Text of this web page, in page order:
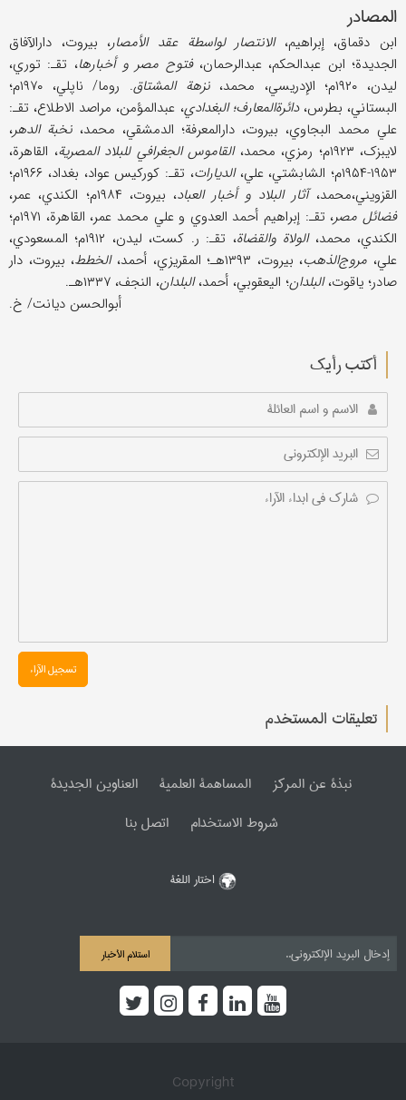
المصادر
ابن دقماق، إبراهیم، الانتصار لواسطة عقد الأمصار، بیروت، دارالآفاق
الجدیدة؛ ابن عبدالحکم، عبدالرحمان، فتوح مصر و أخبارها، تقـ: توري،
لیدن، ۱۹۲۰م؛ الإدریسي، محمد،
نزهة المشتاق
. روما/ ناپلي، ۱۹۷۰م؛
البستاني، بطرس،دائرة‌المعارف؛ البغدادي، عبدالمؤمن، مراصد الاطلاع، تقـ:
علي محمد البجاوي، بیروت، دارالمعرفة؛ الدمشقي، محمد، نخبة الدهر،
لایبزک، ۱۹۲۳م؛ رمزي، محمد،
القاموس الجغرافي للبلاد المصریة، القاهرة،
۱۹۵۳-۱۹۵۴م؛ الشابشتي، علي،
الدیارات
، تقـ: کورکیس عواد، بغداد، ۱۹۶۶م؛
القزویني،محمد،آثار البلاد و أخبار العباد، بیروت، ۱۹۸۴م؛ الکندي، عمر،
فضائل مصر
، تقـ: إبراهیم أحمد العدوي و علي محمد عمر، القاهرة، ۱۹۷۱م؛
الکندي، محمد،الولاة والقضاة
، تقـ: ر. کست، لیدن، ۱۹۱۲م؛ المسعودي،
علي، مروج‌الذهب، بیروت، ۱۳۹۳هـ؛ المقریزي، أحمد، الخطط، بیروت، دار
صادر؛ یاقوت،البلدان؛ الیعقوبي، أحمد،البلدان، النجف، ۱۳۳۷هـ.
أبوالحسن دیانت/ خ.
أکتب رأیك
تسجیل الآراء
تعليقات المستخدم
نبذة عن المرکز المساهمة العلمیة
العناوین الجدیدة
شروط الاستخدام
اتصل بنا
اختار اللغة
استلام الأخبار
Copyright